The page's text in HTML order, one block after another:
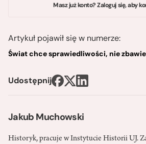
Jakub Muchowski
Historyk, pracuje w Instytucie Historii UJ.
Masz już konto? Zaloguj się, aby
Artykuł pojawił się w numerze:
Świat chce sprawiedliwości, nie
Udostępnij